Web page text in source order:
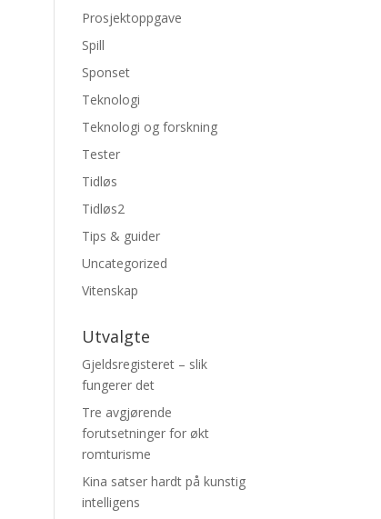
Prosjektoppgave
Spill
Sponset
Teknologi
Teknologi og forskning
Tester
Tidløs
Tidløs2
Tips & guider
Uncategorized
Vitenskap
Utvalgte
Gjeldsregisteret – slik
fungerer det
Tre avgjørende
forutsetninger for økt
romturisme
Kina satser hardt på kunstig
intelligens